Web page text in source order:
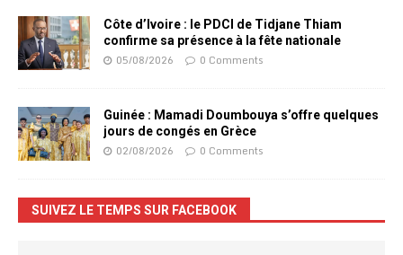
Côte d’Ivoire : le PDCI de Tidjane Thiam
confirme sa présence à la fête nationale
05/08/2026 0 Comments
Guinée : Mamadi Doumbouya s’offre quelques
jours de congés en Grèce
02/08/2026 0 Comments
SUIVEZ LE TEMPS SUR FACEBOOK